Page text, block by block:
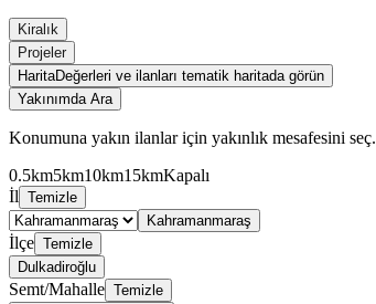
Kiralık
Projeler
HaritaDeğerleri ve ilanları tematik haritada görün
Yakınımda Ara
Konumuna yakın ilanlar için yakınlık mesafesini seç.
0.5km5km10km15kmKapalı
İl Temizle
Kahramanmaraş
İlçe Temizle
Dulkadiroğlu
Semt/Mahalle Temizle